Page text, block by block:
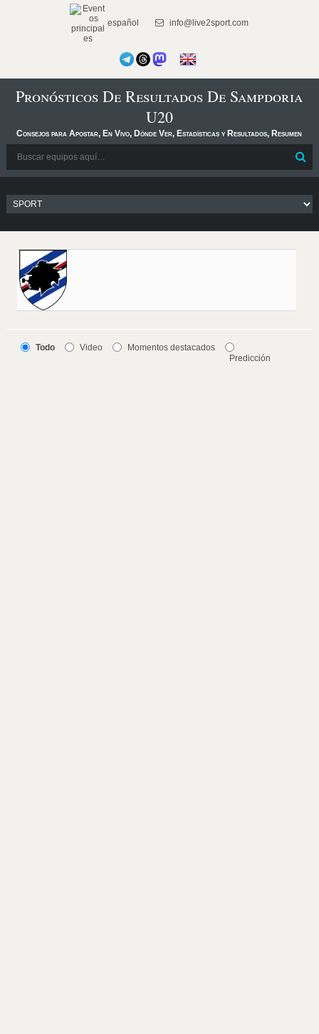
español info@live2sport.com
Pronósticos De Resultados De Sampdoria
U20
Consejos para Apostar, En Vivo, Dónde Ver, Estadísticas y Resultados, Resumen
Todo Video
Momentos destacados
Predicción